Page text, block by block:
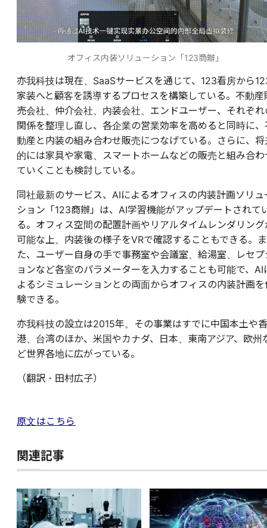
オフィス内装ソリューション「123商辦」
亦我科技は現在、SaaSサービスを通じて、123看房から
家装へと顧客を誘導するプロセスを構築している。不動産
売会社、仲介会社、内装会社、エンドユーザー、それぞれ
関係を整理し直し、各企業の営業効率を高めると同時に、
動産と内装の組み合わせ販売につなげている。さらに、将
的には家具や家電、スマートホームなどの販売と組み合わ
ていくことも検討している。
同社最新のサービス、AIによるオフィスの内装計画ソリュ
ション「123商辦」は、AI学習機能がアップデートされて
る。オフィス空間の配置計画やリアルタイムレンダリング
可能な上、内装後の様子をVRで確認することもできる。ま
た、ユーザー自身の手で事務室や会議室、給湯室、レセプ
ョンなど各室のパラメーターを入力することも可能で、AI
よるシミュレーションとの両面からオフィスの内装計画を
験できる。
亦我科技の設立は2015年。その事業はすでに中国本土や香
港、台湾のほか、米国やカナダ、日本、東南アジア、欧州
ど世界各地に広がっている。
（翻訳・田村広子）
原文はこちら
関連記事